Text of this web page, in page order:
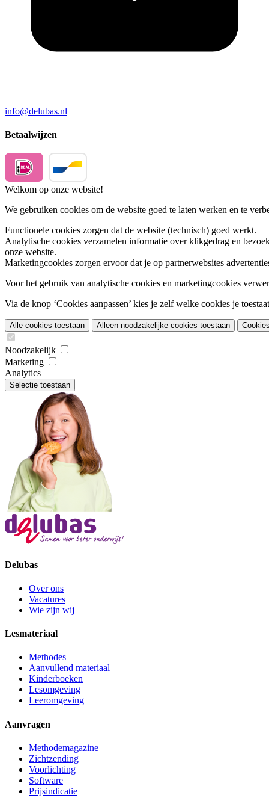
info@delubas.nl
Betaalwijzen
Welkom op onze website!
We gebruiken cookies om de website goed te laten werken en te
Functionele cookies zorgen dat de website (technisch) goed werkt.
Analytische cookies verzamelen informatie over klikgedrag en
onze website.
Marketingcookies zorgen ervoor dat je op partnerwebsites
Voor het gebruik van analytische cookies en marketingcookies
Via de knop ‘Cookies aanpassen’ kies je zelf welke cookies je
Alle cookies toestaan Alleen noodzakelijke cookies toestaan
Noodzakelijk
Marketing
Analytics
Selectie toestaan
Delubas
Over ons
Vacatures
Wie zijn wij
Lesmateriaal
Methodes
Aanvullend materiaal
Kinderboeken
Lesomgeving
Leeromgeving
Aanvragen
Methodemagazine
Zichtzending
Voorlichting
Software
Prijsindicatie